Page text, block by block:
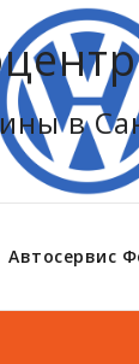
в
Автосервис